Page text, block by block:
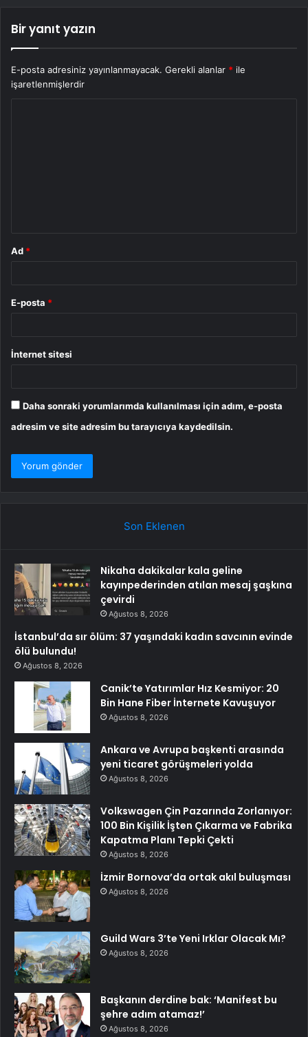
Bir yanıt yazın
E-posta adresiniz yayınlanmayacak. Gerekli alanlar * ile
işaretlenmişlerdir
Ad *
E-posta *
İnternet sitesi
Daha sonraki yorumlarımda kullanılması için adım, e-posta
adresim ve site adresim bu tarayıcıya kaydedilsin.
Son Eklenen
Nikaha dakikalar kala geline
kayınpederinden atılan mesaj şaşkına
çevirdi
Ağustos 8, 2026
İstanbul’da sır ölüm: 37 yaşındaki kadın savcının evinde
ölü bulundu!
Ağustos 8, 2026
Canik’te Yatırımlar Hız Kesmiyor: 20
Bin Hane Fiber İnternete Kavuşuyor
Ağustos 8, 2026
Ankara ve Avrupa başkenti arasında
yeni ticaret görüşmeleri yolda
Ağustos 8, 2026
Volkswagen Çin Pazarında Zorlanıyor:
100 Bin Kişilik İşten Çıkarma ve Fabrika
Kapatma Planı Tepki Çekti
Ağustos 8, 2026
İzmir Bornova’da ortak akıl buluşması
Ağustos 8, 2026
Guild Wars 3’te Yeni Irklar Olacak Mı?
Ağustos 8, 2026
Başkanın derdine bak: ‘Manifest bu
şehre adım atamaz!’
Ağustos 8, 2026